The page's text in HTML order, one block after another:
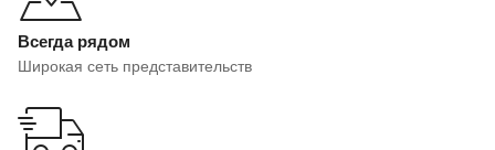
Всегда рядом
Широкая сеть представительств